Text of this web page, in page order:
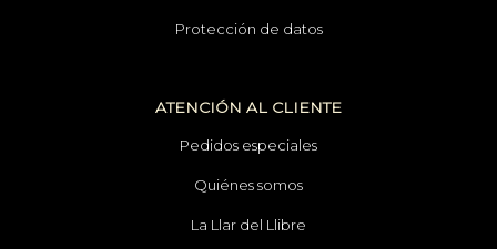
Protección de datos
ATENCIÓN AL CLIENTE
Pedidos especiales
Quiénes somos
La Llar del Llibre